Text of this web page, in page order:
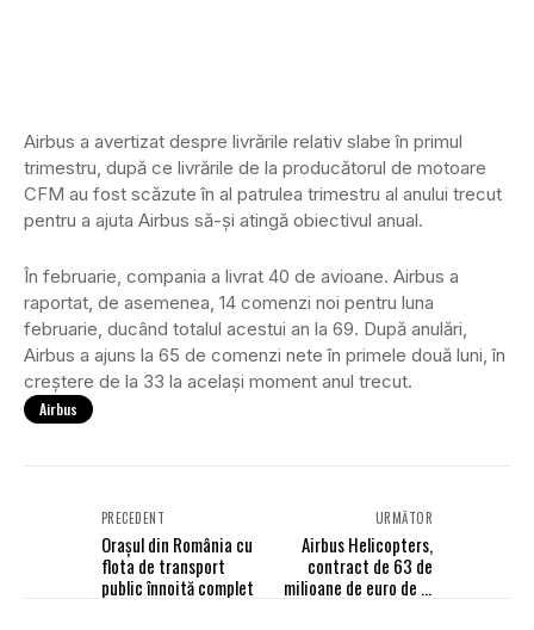
Airbus a avertizat despre livrările relativ slabe în primul
trimestru, după ce livrările de la producătorul de motoare
CFM au fost scăzute în al patrulea trimestru al anului trecut
pentru a ajuta Airbus să-și atingă obiectivul anual.
În februarie, compania a livrat 40 de avioane. Airbus a
raportat, de asemenea, 14 comenzi noi pentru luna
februarie, ducând totalul acestui an la 69. După anulări,
Airbus a ajuns la 65 de comenzi nete în primele două luni, în
creștere de la 33 la același moment anul trecut.
Airbus
PRECEDENT
Orașul din România cu
flota de transport
public înnoită complet
URMĂTOR
Airbus Helicopters,
contract de 63 de
milioane de euro de la